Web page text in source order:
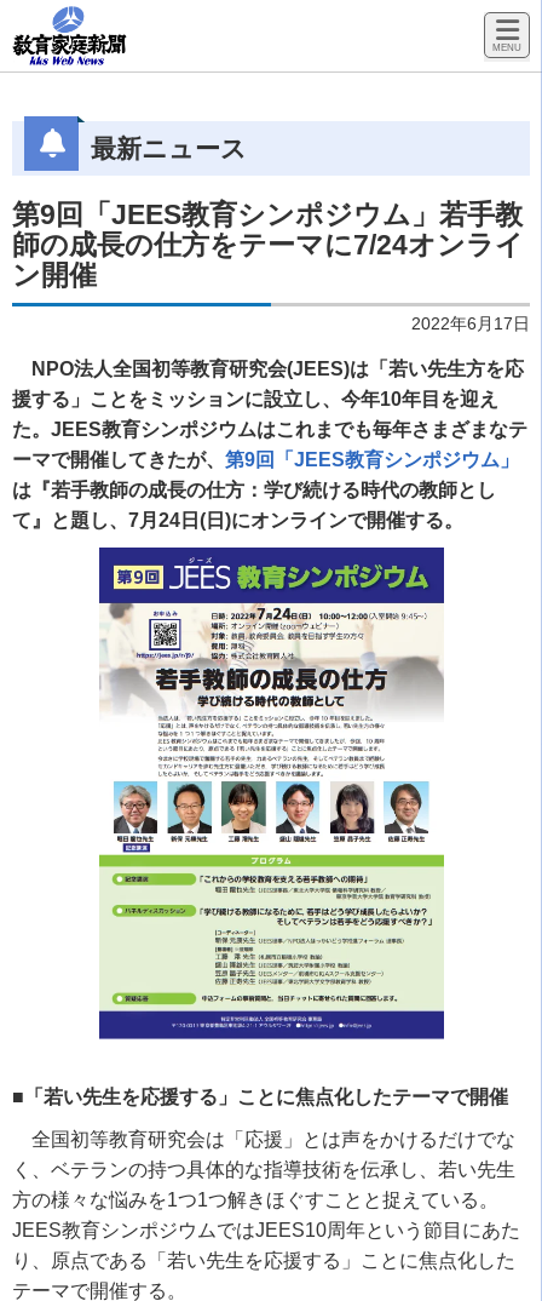
最新ニュース
第9回「JEES教育シンポジウム」若手教
師の成長の仕方をテーマに7/24オンライ
ン開催
2022年6月17日
NPO法人全国初等教育研究会(JEES)は「若い先生方を応
援する」ことをミッションに設立し、今年10年目を迎え
た。JEES教育シンポジウムはこれまでも毎年さまざまなテ
ーマで開催してきたが、 第9回「JEES教育シンポジウム」
は『若手教師の成長の仕方：学び続ける時代の教師とし
て』と題し、7月24日(日)にオンラインで開催する。
■「若い先生を応援する」ことに焦点化したテーマで開催
全国初等教育研究会は「応援」とは声をかけるだけでな
く、ベテランの持つ具体的な指導技術を伝承し、若い先生
方の様々な悩みを1つ1つ解きほぐすことと捉えている。
JEES教育シンポジウムではJEES10周年という節目にあた
り、原点である「若い先生を応援する」ことに焦点化した
テーマで開催する。